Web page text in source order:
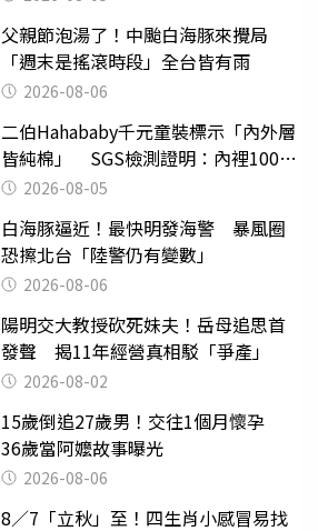
父親節泡湯了！中颱白海豚來攪局
「週末是搖滾時段」全台皆有雨
2026-08-06
二伯Hahababy千元童裝標示「內外層
皆純棉」 SGS檢測證明：內裡100%
聚酯纖維
2026-08-05
白海豚逼近！最快明發海警 暴風圈
恐擦北台「陸警仍有變數」
2026-08-06
陽明交大教授砍死妹夫！岳母追思首
發聲 揭11年經營真相駁「爭產」
2026-08-02
15歲倒追27歲男！交往1個月懷孕
36歲當阿嬤故事曝光
2026-08-06
8／7「立秋」至！四生肖小感冒易找